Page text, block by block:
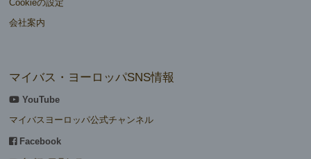
Cookieの設定
会社案内
マイバス・ヨーロッパSNS情報
YouTube
マイバスヨーロッパ公式チャンネル
Facebook